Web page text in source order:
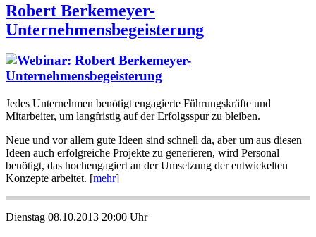
Robert Berkemeyer-
Unternehmensbegeisterung
Jedes Unternehmen benötigt engagierte Führungskräfte und
Mitarbeiter, um langfristig auf der Erfolgsspur zu bleiben.
Neue und vor allem gute Ideen sind schnell da, aber um aus diesen
Ideen auch erfolgreiche Projekte zu generieren, wird Personal
benötigt, das hochengagiert an der Umsetzung der entwickelten
Konzepte arbeitet. [mehr]
Dienstag 08.10.2013 20:00 Uhr